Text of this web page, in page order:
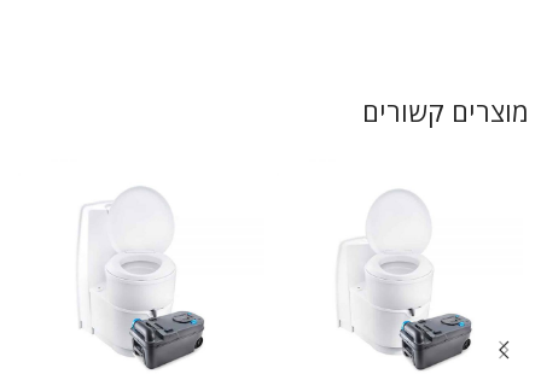
מוצרים קשורים